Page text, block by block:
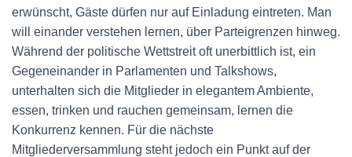
erwünscht, Gäste dürfen nur auf Einladung eintreten. Man
will einander verstehen lernen, über Parteigrenzen hinweg.
Während der politische Wettstreit oft unerbittlich ist, ein
Gegeneinander in Parlamenten und Talkshows,
unterhalten sich die Mitglieder in elegantem Ambiente,
essen, trinken und rauchen gemeinsam, lernen die
Konkurrenz kennen. Für die nächste
Mitgliederversammlung steht jedoch ein Punkt auf der